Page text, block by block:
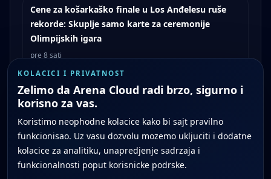
Cene za košarkaško finale u Los Anđelesu ruše
rekorde: Skuplje samo karte za ceremonije
Olimpijskih igara
pre 8 sati
Arena Cloud je striming platforma koja nudi
sportske prenose uživo, najzanimljivije
trenutke i sadržaj na zahtev na različitim
uređajima. Platforma donosi najvažnije
domaće i međunarodne sportske lige,
uključujući fudbal i košarku, kao i ekskluzivne
opcije poput brzih hajlajtsa i celih snimaka
KOLACICI I PRIVATNOST
Zelimo da Arena Cloud radi brzo, sigurno i
korisno za vas.
Koristimo neophodne kolacice kako bi sajt pravilno
funkcionisao. Uz vasu dozvolu mozemo ukljuciti i dodatne
kolacice za analitiku, unapredjenje sadrzaja i
funkcionalnosti poput korisnicke podrske.